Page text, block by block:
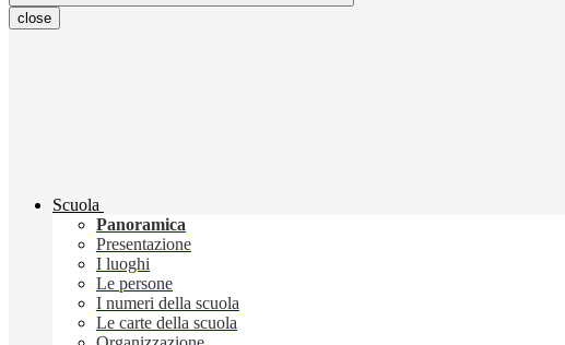
close
Scuola
Panoramica
Presentazione
I luoghi
Le persone
I numeri della scuola
Le carte della scuola